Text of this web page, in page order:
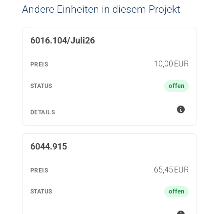
Andere Einheiten in diesem Projekt
PREIS
6016.104/Juli26
10,00 EUR
offen
6044.915
65,45 EUR
offen